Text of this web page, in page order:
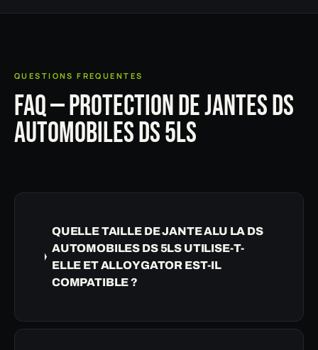
QUESTIONS FREQUENTES
FAQ — PROTECTION DE JANTES DS
AUTOMOBILES DS 5LS
QUELLE TAILLE DE JANTE ALU LA DS
AUTOMOBILES DS 5LS UTILISE-T-
ELLE ET ALLOYGATOR EST-IL
COMPATIBLE ?